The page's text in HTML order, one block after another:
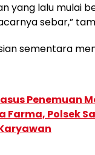
yang lalu mulai
sebar,”
sementara
Penemuan
Farma, Polsek